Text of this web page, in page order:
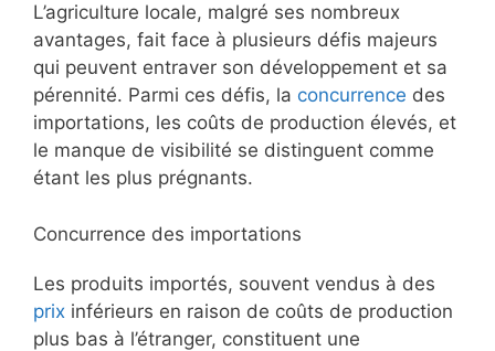
L’agriculture locale, malgré ses nombreux
avantages, fait face à plusieurs défis majeurs
qui peuvent entraver son développement et sa
pérennité. Parmi ces défis, la concurrence des
importations, les coûts de production élevés, et
le manque de visibilité se distinguent comme
étant les plus prégnants.
Concurrence des importations
Les produits importés, souvent vendus à des
prix inférieurs en raison de coûts de production
plus bas à l’étranger, constituent une